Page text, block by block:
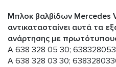
Μπλοκ βαλβίδων
αντικατασταίνει αυτά τα
ανάρτησης με
A 638 328 05 30;
A 638 328 03 30;